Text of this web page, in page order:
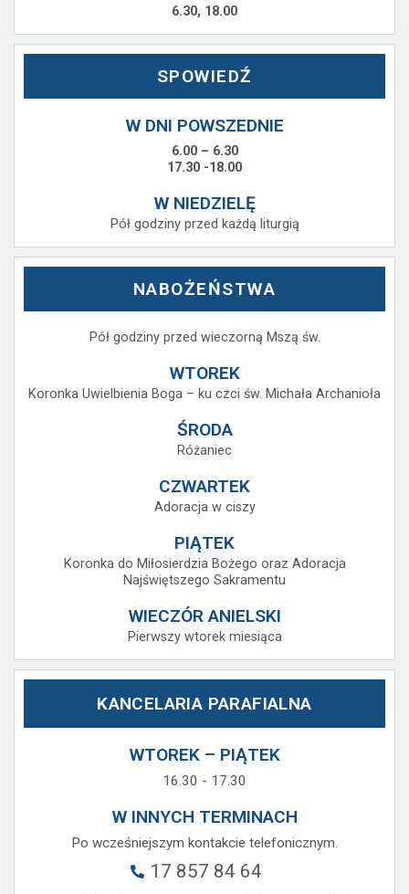
6.30, 18.00
SPOWIEDŹ
W DNI POWSZEDNIE
6.00 – 6.30
17.30 -18.00
W NIEDZIELĘ
Pół godziny przed każdą liturgią
NABOŻEŃSTWA
Pół godziny przed wieczorną Mszą św.
WTOREK
Koronka Uwielbienia Boga – ku czci św. Michała Archanioła
ŚRODA
Różaniec
CZWARTEK
Adoracja w ciszy
PIĄTEK
Koronka do Miłosierdzia Bożego oraz Adoracja
Najświętszego Sakramentu
WIECZÓR ANIELSKI
Pierwszy wtorek miesiąca
KANCELARIA PARAFIALNA
WTOREK – PIĄTEK
16.30 - 17.30
W INNYCH TERMINACH
Po wcześniejszym kontakcie telefonicznym.
17 857 84 64